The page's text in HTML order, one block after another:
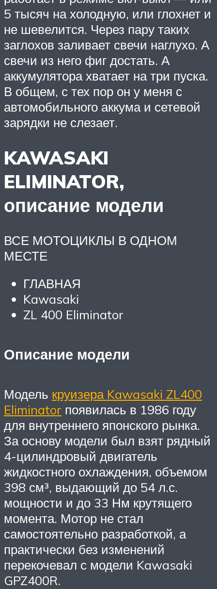
5 тысяч на холодную, или глохнет и
не шевелится. Через пару таких
заглохов заливает свечи наглухо. А
свечи из него фиг достать. А
аккумулятора хватает на три пуска.
В общем, с тех пор он у меня с
автомобильного аккума и сетевой
зарядки не слезает.
KAWASAKI
ELIMINATOR,
описание модели
ВСЕ МОТОЦИКЛЫ В ОДНОМ
МЕСТЕ
ГЛАВНАЯ
Kawasaki
ZL 400 Eliminator
Описание модели
Модель круизера Kawasaki ZL400
Eliminator появилась в 1986 году
для внутреннего японского рынка.
За основу модели был взят рядный
4-цилиндровый двигатель
жидкостного охлаждения, объемом
398 см³, выдающий до 54 л.с.
мощности и до 33 Нм крутящего
момента. Мотор не стал
самостоятельно разработкой, а
практически без изменений
перекочевал с модели Kawasaki
GPZ400R.